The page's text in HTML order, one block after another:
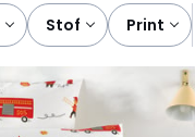
stof print